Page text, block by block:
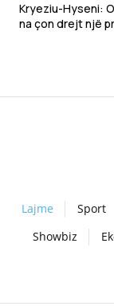
Kryeziu-Hyseni:
na çon drejt një
Lajme Sport
Showbiz